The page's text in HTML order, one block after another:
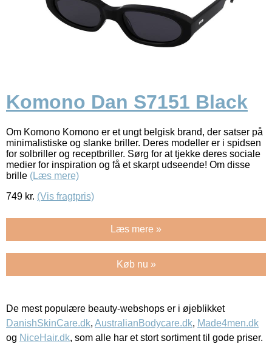
Komono Dan S7151 Black
Om Komono Komono er et ungt belgisk brand, der satser på
minimalistiske og slanke briller. Deres modeller er i spidsen
for solbriller og receptbriller. Sørg for at tjekke deres sociale
medier for inspiration og få et skarpt udseende! Om disse
brille (Læs mere)
749 kr. (Vis fragtpris)
Læs mere »
Køb nu »
De mest populære beauty-webshops er i øjeblikket
DanishSkinCare.dk, AustralianBodycare.dk, Made4men.dk
og NiceHair.dk, som alle har et stort sortiment til gode priser.